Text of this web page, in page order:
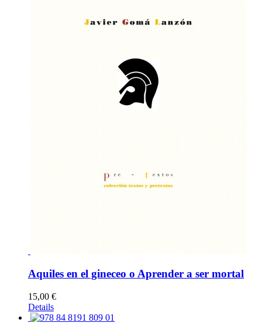
Aquiles en el gineceo o Aprender a ser mortal
15,00 €
Details